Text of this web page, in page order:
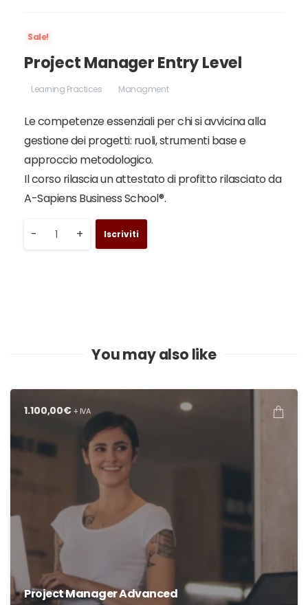
era:
300,00€.
è:
150,00€.
Sale!
Project Manager Entry Level
Learning Practices Managment
Le competenze essenziali per chi si avvicina alla
gestione dei progetti: ruoli, strumenti base e
approccio metodologico.
Il corso rilascia un attestato di profitto rilasciato da
A-Sapiens Business School®.
Project
- + Iscriviti
You may also like
1.100,00€+ IVA
Project Manager Advanced